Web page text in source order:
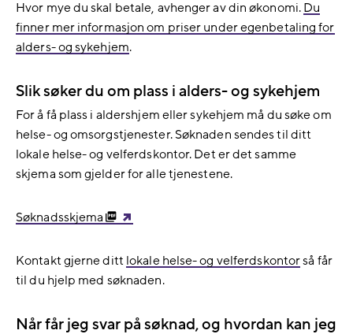
Hvor mye du skal betale, avhenger av din økonomi. Du
finner mer informasjon om priser under egenbetaling for
alders- og sykehjem.
Slik søker du om plass i alders- og sykehjem
For å få plass i aldershjem eller sykehjem må du søke om
helse- og omsorgstjenester. Søknaden sendes til ditt
lokale helse- og velferdskontor. Det er det samme
skjema som gjelder for alle tjenestene.
Søknadsskjema
Kontakt gjerne ditt lokale helse- og velferdskontorså får
til du hjelp med søknaden.
Når får jeg svar på søknad, og hvordan kan jeg